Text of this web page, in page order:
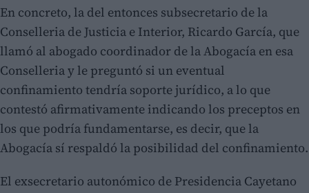
En concreto, la del entonces subsecretario de la
Conselleria de Justicia e Interior, Ricardo García, que
llamó al abogado coordinador de la Abogacía en esa
Conselleria y le preguntó si un eventual
confinamiento tendría soporte jurídico, a lo que
contestó afirmativamente indicando los preceptos en
los que podría fundamentarse, es decir, que la
Abogacía sí respaldó la posibilidad del confinamiento.
El exsecretario autonómico de Presidencia Cayetano